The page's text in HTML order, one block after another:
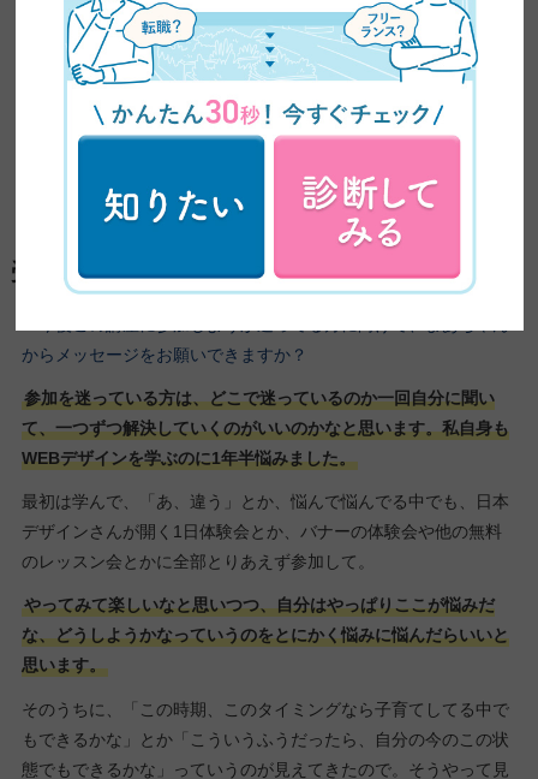
なんですけど、情報量が多すぎて、一つ一つしっかり自分のもの
に落とし込めなかったっていうのがあって。
自分で見てるつもりなんだけど、課題をやっていく中で「あれ？
分かんなくなっちゃった」っていうことが多かったので。
意味での50点です。もったいないなっていうふうに思ってます。
受講を迷っている方へのメッセージ
からメッセージをお願いできますか？
参加を迷っている方は、どこで迷っているのか一回自分に聞い
て、一つずつ解決していくのがいいのかなと思います。私自身も
WEBデザインを学ぶのに1年半悩みました。
最初は学んで、「あ、違う」とか、悩んで悩んでる中でも、日本
デザインさんが開く1日体験会とか、バナーの体験会や他の無料
のレッスン会とかに全部とりあえず参加して。
やってみて楽しいなと思いつつ、自分はやっぱりここが悩みだ
な、どうしようかなっていうのをとにかく悩みに悩んだらいいと
思います。
そのうちに、「この時期、このタイミングなら子育てしてる中で
もできるかな」とか「こういうふうだったら、自分の今のこの状
態でもできるかな」っていうのが見えてきたので。そうやって見